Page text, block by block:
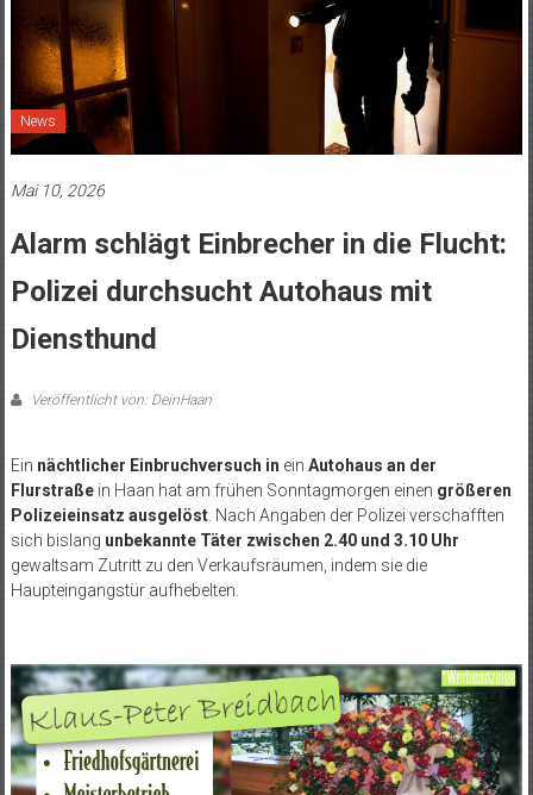
News
Mai 10, 2026
Alarm schlägt Einbrecher in die Flucht:
Polizei durchsucht Autohaus mit
Diensthund
Veröffentlicht von: DeinHaan
Ein nächtlicher Einbruchversuch in ein Autohaus an der
Flurstraßein Haan hat am frühen Sonntagmorgen einen größeren
Polizeieinsatz ausgelöst. Nach Angaben der Polizei verschafften
sich bislang unbekannte Täter zwischen 2.40 und 3.10 Uhr
gewaltsam Zutritt zu den Verkaufsräumen, indem sie die
Haupteingangstür aufhebelten.